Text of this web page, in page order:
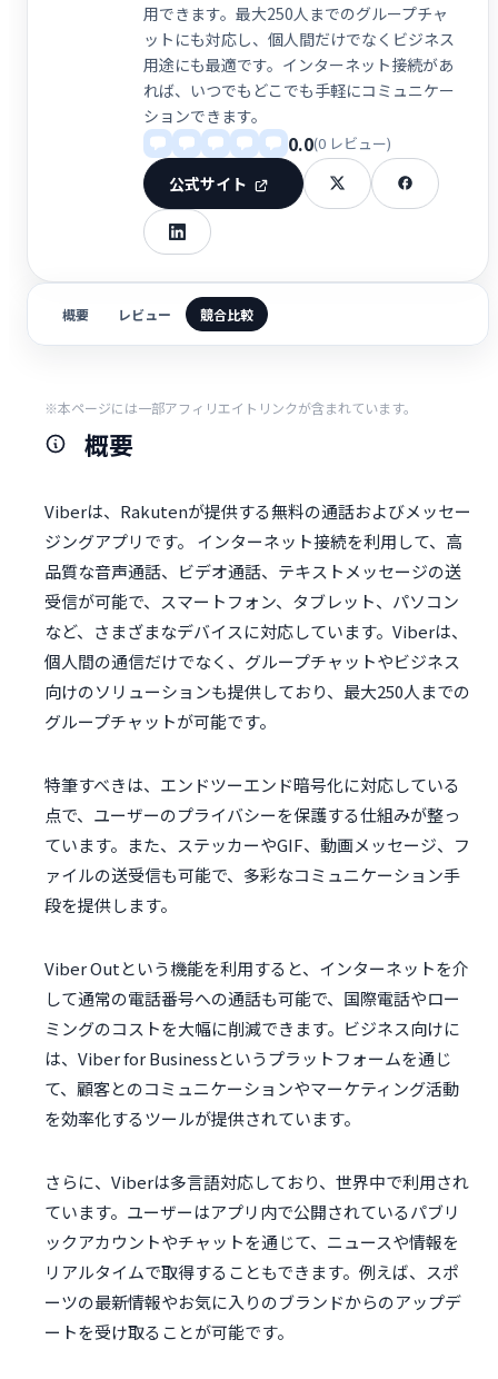
用できます。最大250人までのグループチャ
ットにも対応し、個人間だけでなくビジネス
用途にも最適です。インターネット接続があ
れば、いつでもどこでも手軽にコミュニケー
ションできます。
0.0(0 レビュー)
公式サイト
概要 レビュー 競合比較
※本ページには一部アフィリエイトリンクが含まれています。
概要
Viberは、Rakutenが提供する無料の通話およびメッセー
ジングアプリです。 インターネット接続を利用して、高
品質な音声通話、ビデオ通話、テキストメッセージの送
受信が可能で、スマートフォン、タブレット、パソコン
など、さまざまなデバイスに対応しています。Viberは、
個人間の通信だけでなく、グループチャットやビジネス
向けのソリューションも提供しており、最大250人までの
グループチャットが可能です。
特筆すべきは、エンドツーエンド暗号化に対応している
点で、ユーザーのプライバシーを保護する仕組みが整っ
ています。また、ステッカーやGIF、動画メッセージ、フ
ァイルの送受信も可能で、多彩なコミュニケーション手
段を提供します。
Viber Outという機能を利用すると、インターネットを介
して通常の電話番号への通話も可能で、国際電話やロー
ミングのコストを大幅に削減できます。ビジネス向けに
は、Viber for Businessというプラットフォームを通じ
て、顧客とのコミュニケーションやマーケティング活動
を効率化するツールが提供されています。
さらに、Viberは多言語対応しており、世界中で利用され
ています。ユーザーはアプリ内で公開されているパブリ
ックアカウントやチャットを通じて、ニュースや情報を
リアルタイムで取得することもできます。例えば、スポ
ーツの最新情報やお気に入りのブランドからのアップデ
ートを受け取ることが可能です。